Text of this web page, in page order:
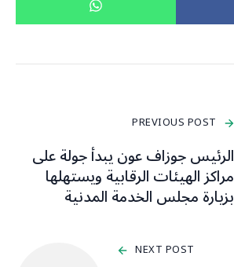
PREVIOUS POST
الرئيس جوزاف عون يبدأ جولة على
مراكز الهيئات الرقابية ويستهلها
بزيارة مجلس الخدمة المدنية
NEXT POST